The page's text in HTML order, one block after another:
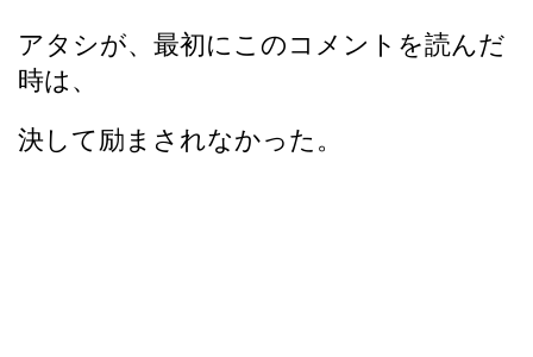
アタシが、最初にこのコメントを読んだ
時は、
決して励まされなかった。